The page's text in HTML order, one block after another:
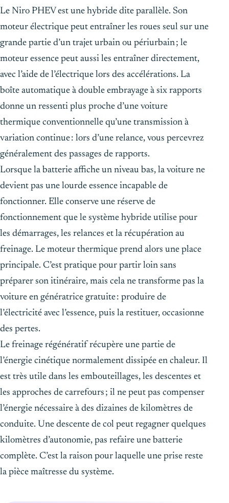
Le Niro PHEV est une hybride dite parallèle. Son
moteur électrique peut entraîner les roues seul sur une
grande partie d’un trajet urbain ou périurbain ; le
moteur essence peut aussi les entraîner directement,
avec l’aide de l’électrique lors des accélérations. La
boîte automatique à double embrayage à six rapports
donne un ressenti plus proche d’une voiture
thermique conventionnelle qu’une transmission à
variation continue : lors d’une relance, vous percevrez
généralement des passages de rapports.
Lorsque la batterie affiche un niveau bas, la voiture ne
devient pas une lourde essence incapable de
fonctionner. Elle conserve une réserve de
fonctionnement que le système hybride utilise pour
les démarrages, les relances et la récupération au
freinage. Le moteur thermique prend alors une place
principale. C’est pratique pour partir loin sans
préparer son itinéraire, mais cela ne transforme pas la
voiture en génératrice gratuite : produire de
l’électricité avec l’essence, puis la restituer, occasionne
des pertes.
Le freinage régénératif récupère une partie de
l’énergie cinétique normalement dissipée en chaleur. Il
est très utile dans les embouteillages, les descentes et
les approches de carrefours ; il ne peut pas compenser
l’énergie nécessaire à des dizaines de kilomètres de
conduite. Une descente de col peut regagner quelques
kilomètres d’autonomie, pas refaire une batterie
complète. C’est la raison pour laquelle une prise reste
la pièce maîtresse du système.